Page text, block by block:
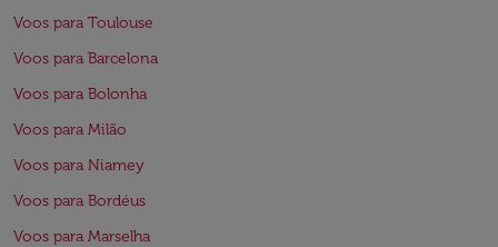
Voos para Toulouse
Voos para Barcelona
Voos para Bolonha
Voos para Milão
Voos para Niamey
Voos para Bordéus
Voos para Marselha